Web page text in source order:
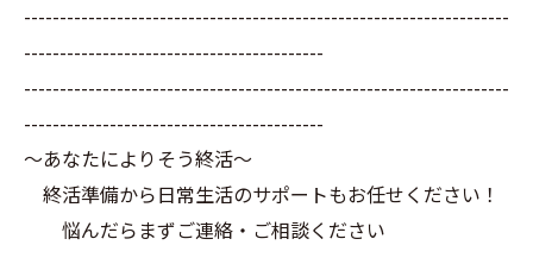
--------------------------------------------------------------------
------------------------------------------
--------------------------------------------------------------------
------------------------------------------
～あなたによりそう終活～
終活準備から日常生活のサポートもお任せください！
悩んだらまずご連絡・ご相談ください